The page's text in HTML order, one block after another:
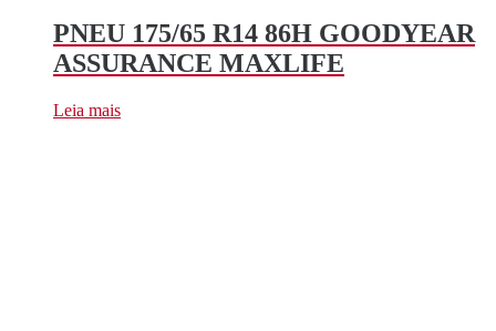
PNEU 175/65 R14 86H GOODYEAR
ASSURANCE MAXLIFE
Leia mais